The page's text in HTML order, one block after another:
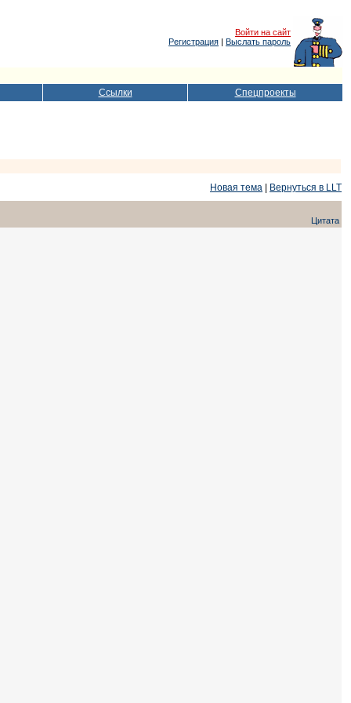
Войти на сайт
Регистрация | Выслать пароль
Ссылки Спецпроекты
Новая тема
Вернуться в LLT
Цитата